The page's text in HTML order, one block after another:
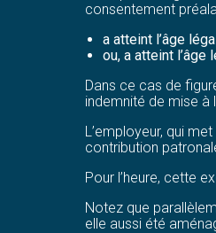
consentement
a atteint l’âge
ou, a atteint l’âge
Dans ce cas de
indemnité de mise à
L’employeur, qui
contribution
Pour l’heure, cette
Notez que
elle aussi été